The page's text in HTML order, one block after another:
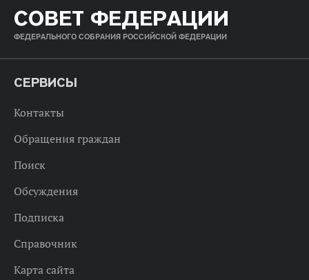
СОВЕТ ФЕДЕРАЦИИ
ФЕДЕРАЛЬНОГО СОБРАНИЯ РОССИЙСКОЙ ФЕДЕРАЦИИ
СЕРВИСЫ
Контакты
Обращения граждан
Поиск
Обсуждения
Подписка
Справочник
Карта сайта